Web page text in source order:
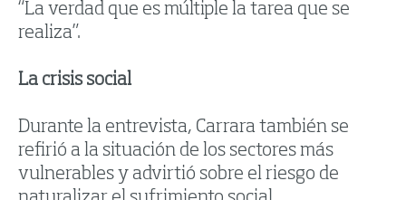
“La verdad que es múltiple la tarea que se
realiza”.
La crisis social
Durante la entrevista, Carrara también se
refirió a la situación de los sectores más
vulnerables y advirtió sobre el riesgo de